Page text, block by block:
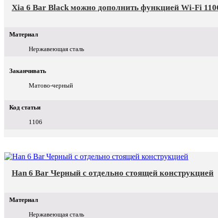
Xia 6 Bar Black можно дополнить функцией Wi-Fi
Материал
Нержавеющая сталь
Заканчивать
Матово-черный
Код статьи
1106
Han 6 Bar Черный с отдельно стоящей конструкцией
Материал
Нержавеющая сталь